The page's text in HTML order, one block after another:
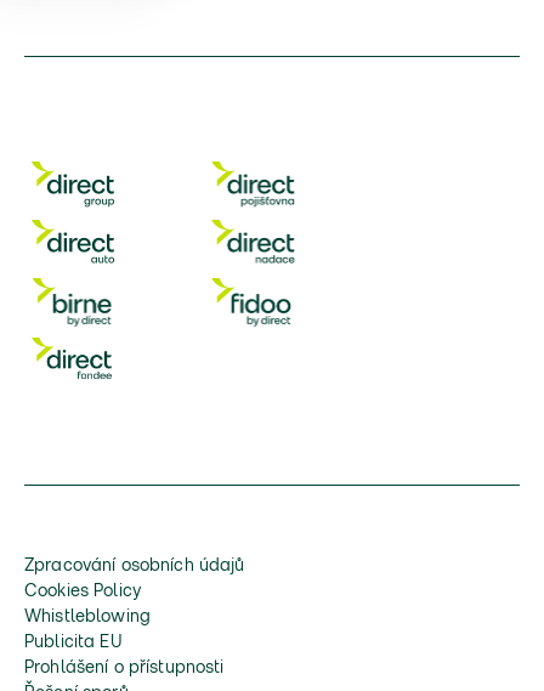
Zpracování osobních údajů
Cookies Policy
Whistleblowing
Publicita EU
Prohlášení o přístupnosti